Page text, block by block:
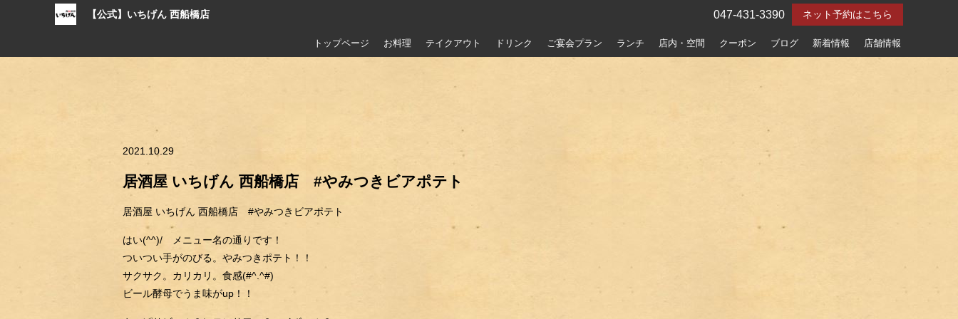
【公式】いちげん 西船橋店 ネット予約はこちら
047-431-3390
トップページ お料理 テイクアウト ドリンク ご宴会プラン ランチ 店内・空間 クーポン ブログ 新着情報 店舗情報
2021.10.29
居酒屋 いちげん 西船橋店 #やみつきビアポテト
居酒屋 いちげん 西船橋店 #やみつきビアポテト
はい(^^)/ メニュー名の通りです！
ついつい手がのびる。やみつきポテト！！
サクサク。カリカリ。食感(#^.^#)
ビール酵母でうま味がup！！